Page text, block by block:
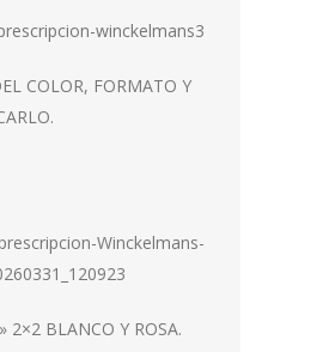
COLOR, FORMATO Y
2×2 BLANCO Y ROSA.